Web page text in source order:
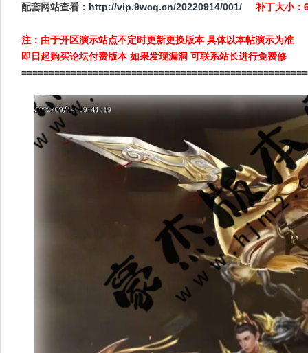
配套网站查看： http://vip.9wcq.cn/20220914/001/ 补丁大小
注：由于开区演示站点不定时更新更换版本 具体以本帖演示为准
即日起购买论坛付费版本 如果发现漏洞 可联系站长进行免费修